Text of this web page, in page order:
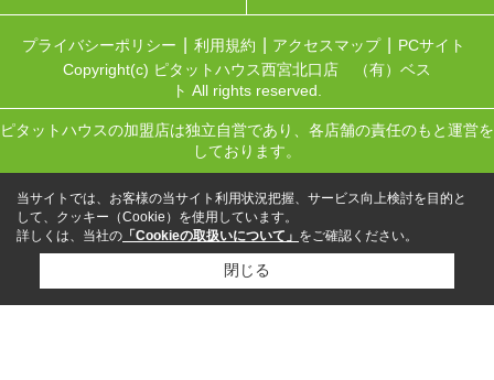
プライバシーポリシー 利用規約 アクセスマップ
PCサイト
Copyright(c) ピタットハウス西宮北口店 （有）ベス
ト All rights reserved.
ピタットハウスの加盟店は独立自営であり、各店舗の責任のもと運営を
しております。
当サイトでは、お客様の当サイト利用状況把握、サービス向上検討を目的と
して、クッキー（Cookie）を使用しています。
詳しくは、当社の 「Cookieの取扱いについて」 をご確認ください。
閉じる